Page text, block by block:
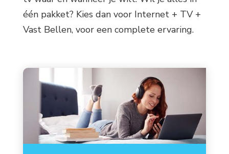
één pakket? Kies dan voor Internet + TV +
Vast Bellen, voor een complete ervaring.